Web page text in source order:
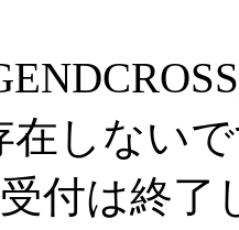
在しない
付は終了